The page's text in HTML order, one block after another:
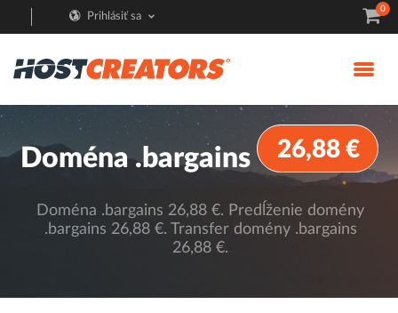
Prihlásiť sa
0
Doména .bargains 26,88 €
Doména .bargains 26,88 €. Predĺženie domény
.bargains 26,88 €. Transfer domény .bargains
26,88 €.